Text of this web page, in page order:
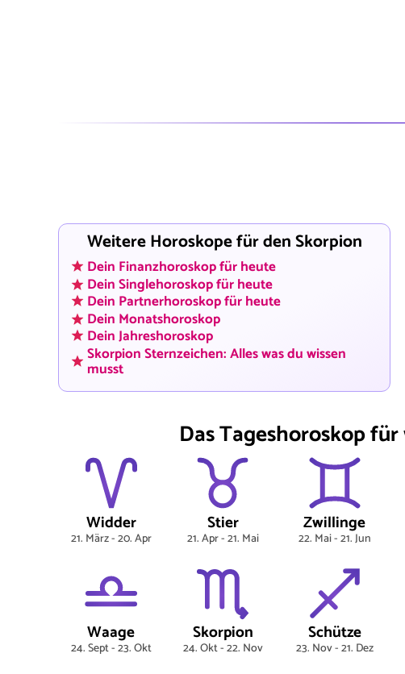
Weitere Horoskope für den Skorpion
Dein Finanzhoroskop für heute
Dein Singlehoroskop für heute
Dein Partnerhoroskop für heute
Dein Monatshoroskop
Dein Jahreshoroskop
Skorpion Sternzeichen: Alles was du wissen
musst
Das Tageshoroskop
Widder
21. März - 20. Apr
Stier
21. Apr - 21. Mai
Zwillinge
22. Mai - 21. Jun
Waage
24. Sept - 23. Okt
Skorpion
24. Okt - 22. Nov
Schütze
23. Nov - 21. Dez